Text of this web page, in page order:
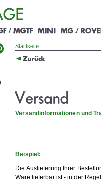
Startseite
Versandinformationen und
Beispiel:
Die Auslieferung Ihrer
Ware lieferbar ist - in der